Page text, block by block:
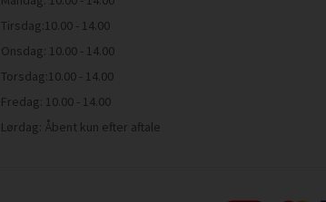
Tirsdag:10.00 - 14.00
Onsdag: 10.00 - 14.00
Torsdag:10.00 - 14.00
Fredag: 10.00 - 14.00
Lørdag: Åbent kun efter aftale